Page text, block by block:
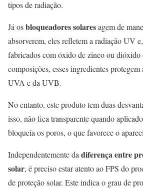
tipos de radiação.
Já osbloqueadores solaresagem de
absorverem, eles refletem a radiação UV
fabricados com óxido de zinco ou dióxido
composições, esses ingredientes
UVA e da UVB.
No entanto, este produto tem duas
isso, não fica transparente quando
bloqueia os poros, o que favorece o
Independentemente da diferença entre
solar, é preciso estar atento ao FPS do
de proteção solar. Este indica o grau de